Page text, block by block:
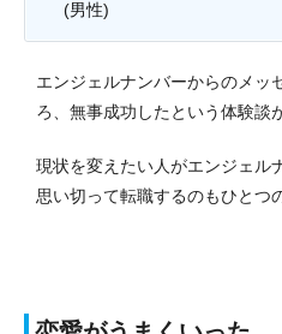
(男性)
エンジェルナンバーからのメッ
ろ、無事成功したという体験談
現状を変えたい人がエンジェル
思い切って転職するのもひとつ